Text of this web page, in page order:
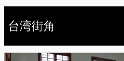
台湾街角